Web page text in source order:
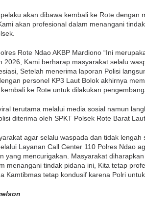
akan dibawa kembali ke Rote dengan
akan profesional dalam menangani
Rote Ndao AKBP Mardiono “Ini
2026, Kami berharap masyarakat selalu
Setelah menerima laporan Polisi
personel KP3 Laut Bolok akhirnya
ke Rote untuk dilakukan
terutama melalui media sosial namun
diterima oleh SPKT Polsek Rote Barat
agar selalu waspada dan tidak
Layanan Call Center 110 Polres Ndao
yang mencurigakan. Masyarakat
menangani tindak pidana ini, Kita tetap
Kamtibmas tetap kondusif karena Polri